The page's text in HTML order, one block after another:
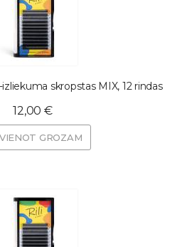
skropstas MIX, 12 rindas
12,00 €
GROZAM